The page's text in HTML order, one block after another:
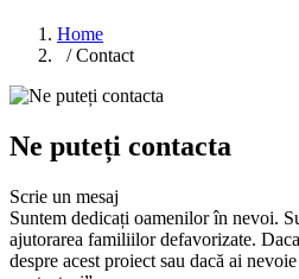
Home
/ Contact
Ne puteți contacta
Scrie un mesaj
Suntem dedicați oamenilor în nevoi.
ajutorarea familiilor defavorizate.
despre acest proiect sau dacă ai